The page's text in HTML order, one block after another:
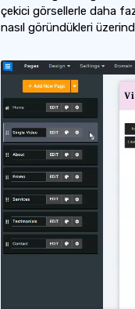
çekici görsellerle daha
nasıl göründükleri